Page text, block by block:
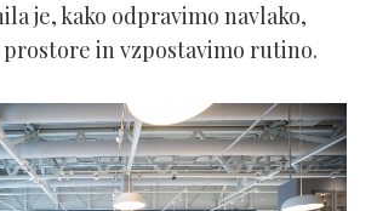
je, kako odpravimo navlako,
in vzpostavimo rutino.